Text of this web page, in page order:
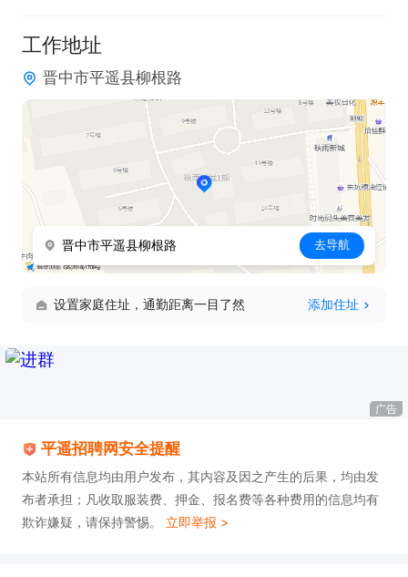
工作地址
晋中市平遥县柳根路
晋中市平遥县柳根路 去导航
设置家庭住址，通勤距离一目了然 添加住址
广告
平遥招聘网安全提醒
本站所有信息均由用户发布，其内容及因之产生的后果，均由发
布者承担；凡收取服装费、押金、报名费等各种费用的信息均有
欺诈嫌疑，请保持警惕。 立即举报 >